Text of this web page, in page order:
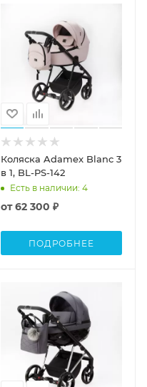
Коляска Adamex Blanc 3
в 1, BL-PS-142
Есть в наличии: 4
от62 300 ₽
ПОДРОБНЕЕ